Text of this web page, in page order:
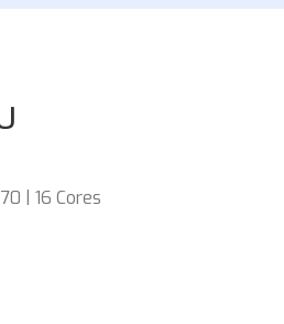
| 16 Cores